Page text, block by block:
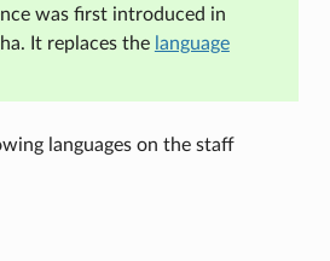
was first introduced in
It replaces the language
languages on the staff